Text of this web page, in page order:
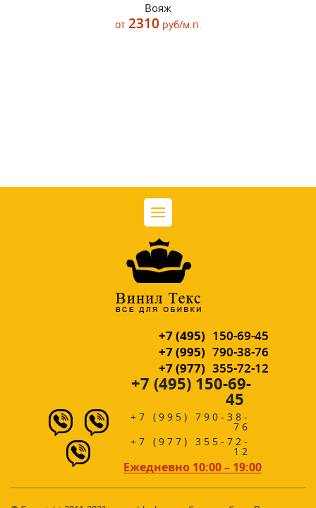
Вояж
от 2310 руб/м.п.
+7 (495) 150-69-45
+7 (995) 790-38-76
+7 (977) 355-72-12
+7 (495) 150-69-
45
+7 (995) 790-38-
76
+7 (977) 355-72-
12
Ежедневно 10:00 – 19:00